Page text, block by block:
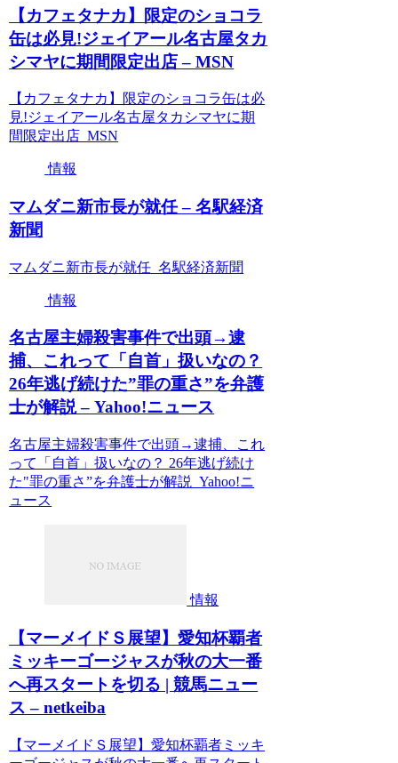
【カフェタナカ】限定のショコラ
缶は必見!ジェイアール名古屋タカ
シマヤに期間限定出店 – MSN
【カフェタナカ】限定のショコラ缶は必
見!ジェイアール名古屋タカシマヤに期
間限定出店 MSN
情報
マムダニ新市長が就任 – 名駅経済
新聞
マムダニ新市長が就任 名駅経済新聞
情報
名古屋主婦殺害事件で出頭→逮
捕、これって「自首」扱いなの？
26年逃げ続けた”罪の重さ”を弁護
士が解説 – Yahoo!ニュース
名古屋主婦殺害事件で出頭→逮捕、これ
って「自首」扱いなの？ 26年逃げ続け
た"罪の重さ”を弁護士が解説 Yahoo!ニ
ュース
情報
【マーメイドＳ展望】愛知杯覇者
ミッキーゴージャスが秋の大一番
へ再スタートを切る | 競馬ニュー
ス – netkeiba
【マーメイドＳ展望】愛知杯覇者ミッキ